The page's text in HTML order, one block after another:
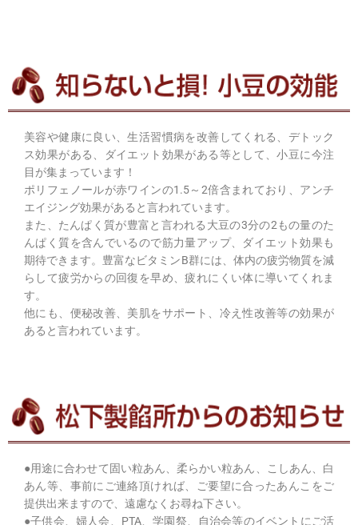
美容や健康に良い、生活習慣病を改善してくれる、デトック
ス効果がある、ダイエット効果がある等として、小豆に今注
目が集まっています！
ポリフェノールが赤ワインの1.5～2倍含まれており、アンチ
エイジング効果があると言われています。
また、たんぱく質が豊富と言われる大豆の3分の2もの量のた
んぱく質を含んでいるので筋力量アップ、ダイエット効果も
期待できます。豊富なビタミンB群には、体内の疲労物質を減
らして疲労からの回復を早め、疲れにくい体に導いてくれま
す。
他にも、便秘改善、美肌をサポート、冷え性改善等の効果が
あると言われています。
●用途に合わせて固い粒あん、柔らかい粒あん、こしあん、白
あん等、事前にご連絡頂ければ、ご要望に合ったあんこをご
提供出来ますので、遠慮なくお尋ね下さい。
●子供会、婦人会、PTA、学園祭、自治会等のイベントにご活